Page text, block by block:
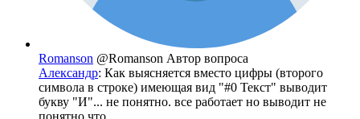
Romanson @Romanson Автор вопроса
Александр: Как выясняется вместо цифры (второго
символа в строке) имеющая вид "#0 Текст" выводит
букву "И"... не понятно. все работает но выводит не